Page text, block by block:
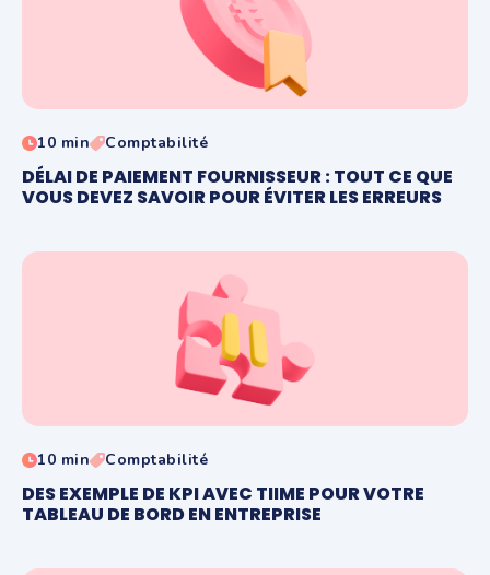
10 min Comptabilité
DÉLAI DE PAIEMENT FOURNISSEUR : TOUT CE QUE
VOUS DEVEZ SAVOIR POUR ÉVITER LES ERREURS
10 min Comptabilité
DES EXEMPLE DE KPI AVEC TIIME POUR VOTRE
TABLEAU DE BORD EN ENTREPRISE